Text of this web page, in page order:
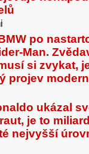
po
Man.
si zvykat,
projev
ukázal
je to
nejvyšší